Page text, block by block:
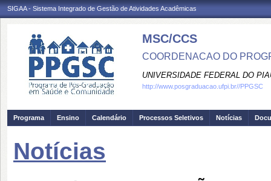
SIGAA - Sistema Integrado de Gestão de Atividades Acadêmicas
MSC/CCS
COORDENACAO DO
UNIVERSIDADE FEDERAL DO
http://www.posgraduacao.ufpi.br//PPGSC
Programa Ensino Calendário Processos Seletivos Notícias
Notícias